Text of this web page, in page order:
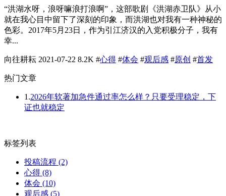
“洪湖水呀，浪呀嘛浪打浪啊”，这部歌剧《洪湖赤卫队》从小
就在我心目中留下了深刻的印象，而洪湖也对我有一种神秘的
色彩。2017年5月23日，作为引江济汉的入党积极分子，我有
幸...
向往耕耘 2021-07-22 8.2K #心得 #体会 #观后感 #原创 #首发
热门文章
1.2026年软著加急件通过率怎么样？只要受理稳定，下
证也就稳定
标签列表
投稿流程 (2)
心得 (8)
体会 (10)
观后感 (5)